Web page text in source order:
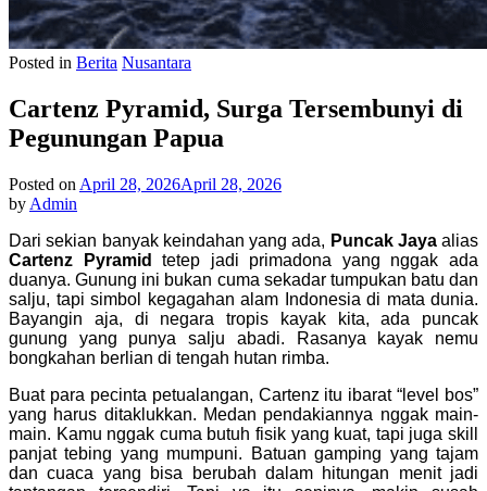
Posted in Berita Nusantara
Cartenz Pyramid, Surga Tersembunyi di
Pegunungan Papua
Posted on April 28, 2026April 28, 2026
by Admin
Dari sekian banyak keindahan yang ada, Puncak Jayaalias
Cartenz Pyramid
tetep jadi primadona yang nggak ada
duanya. Gunung ini bukan cuma sekadar tumpukan batu dan
salju, tapi simbol kegagahan alam Indonesia di mata dunia.
Bayangin aja, di negara tropis kayak kita, ada puncak
gunung yang punya salju abadi. Rasanya kayak nemu
bongkahan berlian di tengah hutan rimba.
Buat para pecinta petualangan, Cartenz itu ibarat “level bos”
yang harus ditaklukkan. Medan pendakiannya nggak main-
main. Kamu nggak cuma butuh fisik yang kuat, tapi juga skill
panjat tebing yang mumpuni. Batuan gamping yang tajam
dan cuaca yang bisa berubah dalam hitungan menit jadi